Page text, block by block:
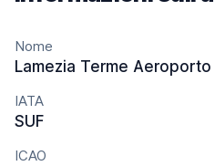
Nome
Lamezia Terme Aeroporto
IATA
SUF
ICAO